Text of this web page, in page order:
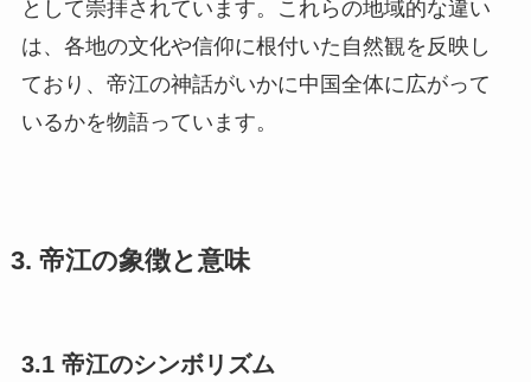
は、各地の文化や信仰に根付いた自然観を反映し
ており、帝江の神話がいかに中国全体に広がって
いるかを物語っています。
3. 帝江の象徴と意味